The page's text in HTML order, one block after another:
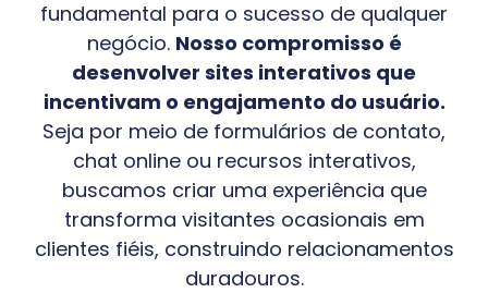
fundamental para o sucesso de qualquer
negócio. Nosso compromisso é
desenvolver sites interativos que
incentivam o engajamento do usuário.
Seja por meio de formulários de contato,
chat online ou recursos interativos,
buscamos criar uma experiência que
transforma visitantes ocasionais em
clientes fiéis, construindo relacionamentos
duradouros.